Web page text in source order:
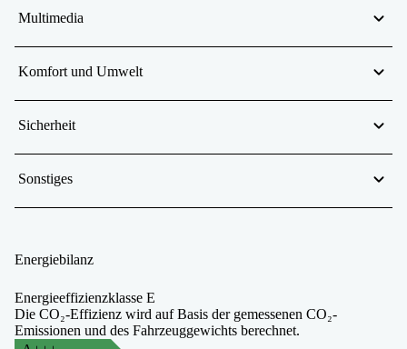
Multimedia
Komfort und Umwelt
Sicherheit
Sonstiges
Energiebilanz
Energieeffizienzklasse E
Die CO₂-Effizienz wird auf Basis der gemessenen CO₂-
Emissionen und des Fahrzeuggewichts berechnet.